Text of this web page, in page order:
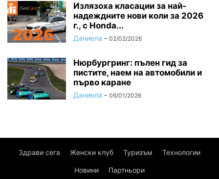
Излязоха класации за най-
надеждните нови коли за 2026
г., с Honda...
Даниела - 02/02/2026
Нюрбургринг: пълен гид за
пистите, наем на автомобили и
първо каране
Даниела - 06/01/2026
Здрави сега Женски клуб Туризъм Технологии
Новини Партньори